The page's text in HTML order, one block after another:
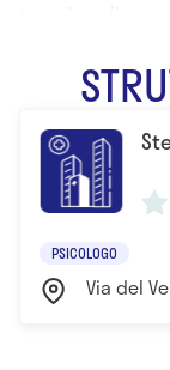
- iscritta
- 1999-2000
Scolastica,
- 2001-2002
Grafologia, (Me)
- abilitazione
psicologo e
- iscritta
PSICOLOGO
Via del